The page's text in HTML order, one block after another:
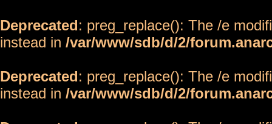
Deprecated: preg_replace(): The /e
instead in /var/www/sdb/d/2/
Deprecated: preg_replace(): The /e
instead in /var/www/sdb/d/2/